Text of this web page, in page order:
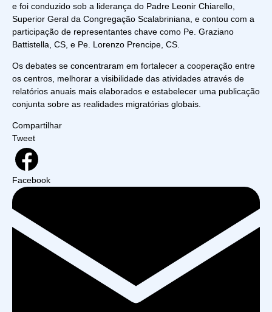
e foi conduzido sob a liderança do Padre Leonir Chiarello,
Superior Geral da Congregação Scalabriniana, e contou com a
participação de representantes chave como Pe. Graziano
Battistella, CS, e Pe. Lorenzo Prencipe, CS.
Os debates se concentraram em fortalecer a cooperação entre
os centros, melhorar a visibilidade das atividades através de
relatórios anuais mais elaborados e estabelecer uma publicação
conjunta sobre as realidades migratórias globais.
Compartilhar
Tweet
Facebook